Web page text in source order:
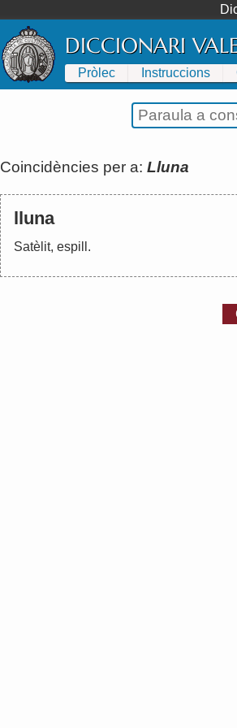
DICCIONARI
Pròlec Instruccions
Coincidències per a: Lluna
lluna
Satèlit, espill .